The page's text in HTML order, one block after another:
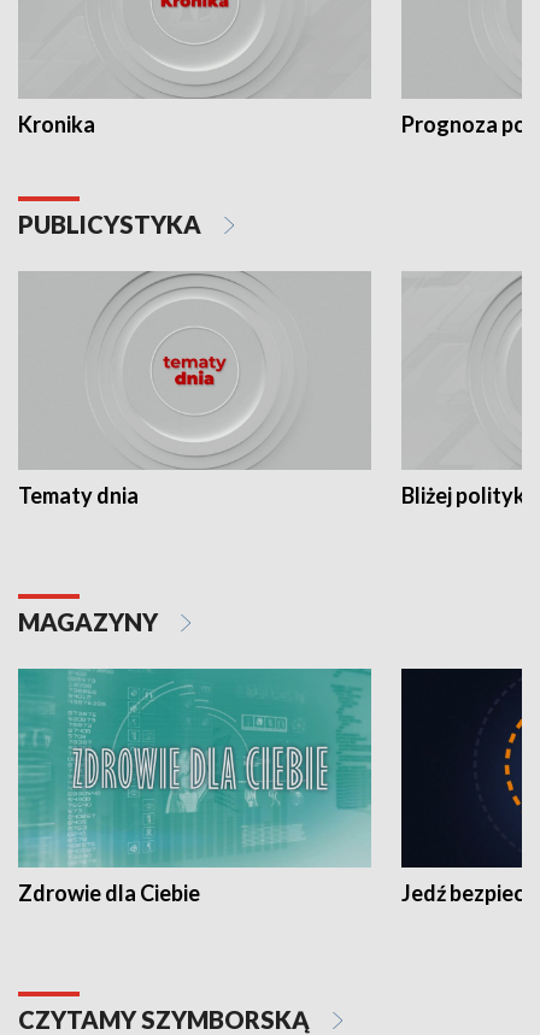
Kronika Prognoza
PUBLICYSTYKA
Tematy dnia Bliżej polityki
MAGAZYNY
Zdrowie dla Ciebie Jedź
CZYTAMY SZYMBORSKĄ